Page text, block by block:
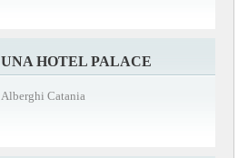
UNA HOTEL PALACE
Alberghi Catania